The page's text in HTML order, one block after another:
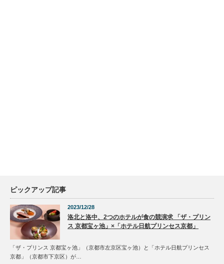
ピックアップ記事
2023/12/28
洛北と洛中、2つのホテルが食の競演求 「ザ・プリン
ス 京都宝ヶ池」×「ホテル日航プリンセス京都」
「ザ・プリンス 京都宝ヶ池」（京都市左京区宝ヶ池）と「ホテル日航プリンセス
京都」（京都市下京区）が…